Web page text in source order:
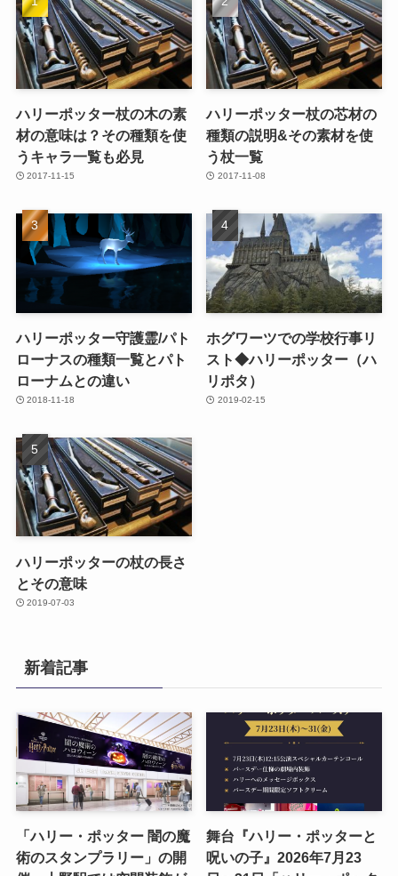
ハリーポッター杖の木の素
材の意味は？その種類を使
うキャラ一覧も必見
2017-11-15
ハリーポッター杖の芯材の
種類の説明&その素材を使
う杖一覧
2017-11-08
ハリーポッター守護霊/パト
ローナスの種類一覧とパト
ローナムとの違い
2018-11-18
ホグワーツでの学校行事リ
スト◆ハリーポッター（ハ
リポタ）
2019-02-15
ハリーポッターの杖の長さ
とその意味
2019-07-03
新着記事
「ハリー・ポッター 闇の魔
術のスタンプラリー」の開
舞台『ハリー・ポッターと
呪いの子』2026年7月23